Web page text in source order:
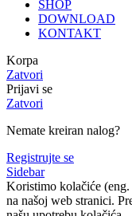
SHOP
DOWNLOAD
KONTAKT
Korpa
Zatvori
Prijavi se
Zatvori
Nemate kreiran nalog?
Registrujte se
Sidebar
Koristimo kolačiće
na našoj web stranici.